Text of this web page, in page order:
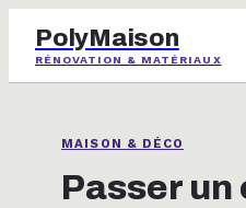
PolyMaison
RÉNOVATION & MATÉRIAUX
IMMOBILIER
MAISON & DÉCO
Passer un